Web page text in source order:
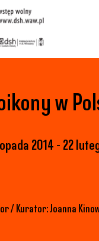
w
2014 22
/ Kurator: Joanna